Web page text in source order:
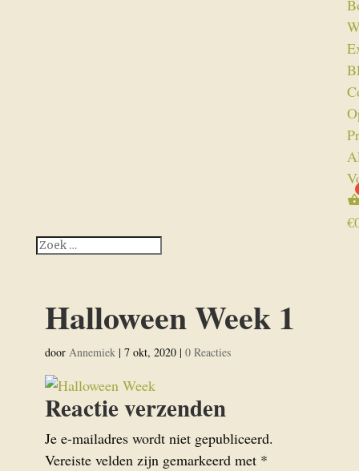
€
Halloween Week 1
door Annemiek| 7 okt, 2020| 0 Reacties
Reactie verzenden
Je e-mailadres wordt niet gepubliceerd.
Vereiste velden zijn gemarkeerd met *